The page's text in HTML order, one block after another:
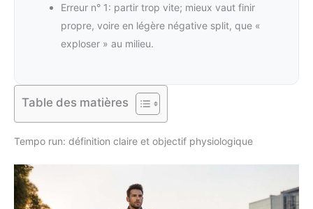
Erreur n° 1: partir trop vite; mieux vaut finir
propre, voire en légère négative split, que «
exploser » au milieu.
Table des matières
Tempo run: définition claire et objectif physiologique